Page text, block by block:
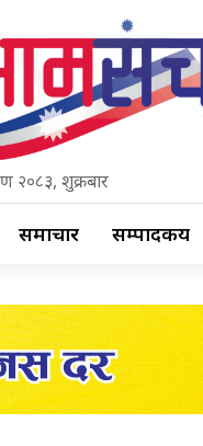
२०८३, शुक्रबार
समाचार सम्पादकीय